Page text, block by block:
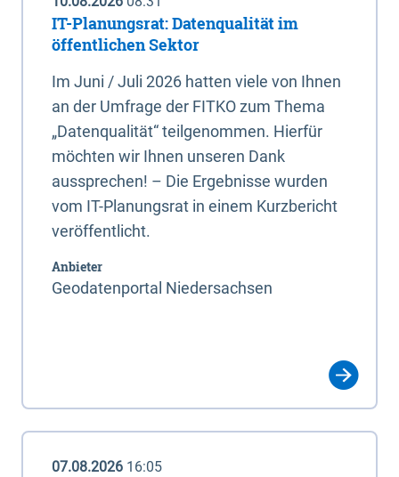
IT-Planungsrat: Datenqualität im
öffentlichen Sektor
Im Juni / Juli 2026 hatten viele von Ihnen
an der Umfrage der FITKO zum Thema
„Datenqualität“ teilgenommen. Hierfür
möchten wir Ihnen unseren Dank
aussprechen! – Die Ergebnisse wurden
vom IT-Planungsrat in einem Kurzbericht
veröffentlicht.
Anbieter
Geodatenportal Niedersachsen
07.08.2026 16:05